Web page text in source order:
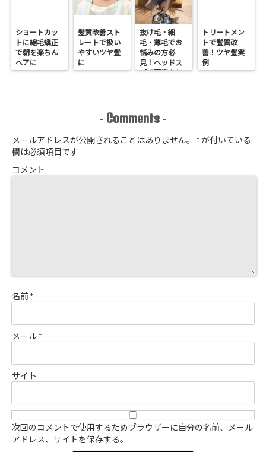
ショートカッ
トに縮毛矯正
で朝を楽ちん
ヘアに
髪質改善スト
レートで扱い
やすいツヤ髪
に
抜け毛・細
毛・薄毛でお
悩みの方必
見！ヘッドス
パで頭皮クレ
トリートメン
トで髪質改
善！ツヤ髪実
例
- Comments -
メールアドレスが公開されることはありません。 *が付いている
欄は必須項目です
コメント
名前*
メール*
サイト
次回のコメントで使用するためブラウザーに自分の名前、メール
アドレス、サイトを保存する。